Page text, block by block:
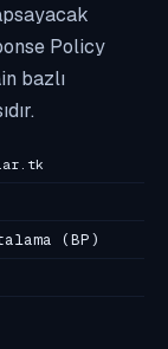
Policy
bazlı
(BP)